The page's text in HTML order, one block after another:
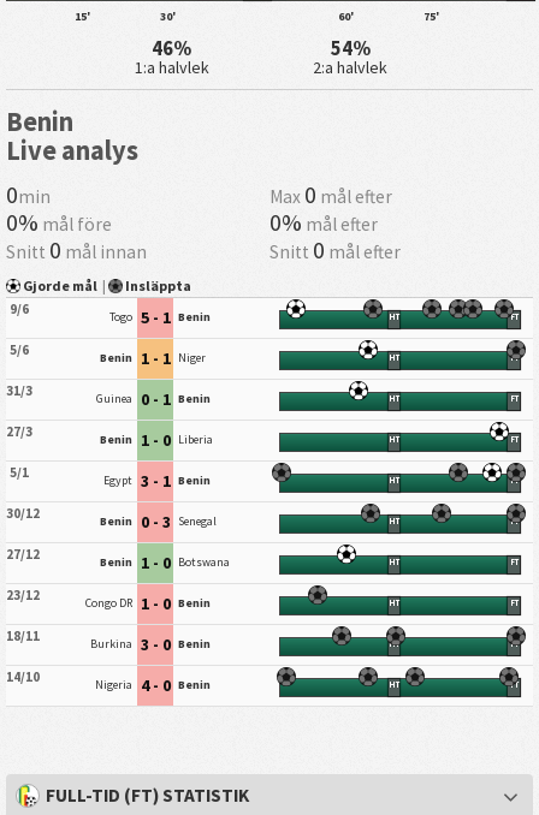
15' 30' 60' 75'
46%
1:a halvlek
54%
2:a halvlek
Benin
Live analys
0min Max 0 mål efter
0% mål före 0% mål efter
Snitt 0 mål innan Snitt 0 mål efter
Gjorde mål | Insläppta
9/6 Togo 5 - 1 Benin HT FT
5/6 Benin 1 - 1 Niger HT FT
31/3 Guinea 0 - 1 Benin HT FT
27/3 Benin 1 - 0 Liberia HT FT
5/1 Egypt 3 - 1 Benin HT FT
30/12 Benin 0 - 3 Senegal HT FT
27/12 Benin 1 - 0 Botswana HT FT
23/12 Congo DR 1 - 0 Benin HT FT
18/11 Burkina 3 - 0 Benin HT FT
14/10 Nigeria 4 - 0 Benin HT FT
FULL-TID (FT) STATISTIK